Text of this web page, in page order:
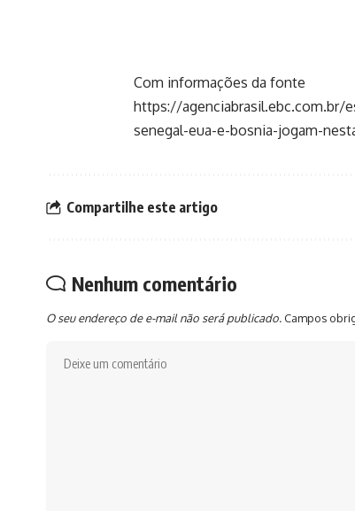
Com informações da fonte
https://
senegal-eua-e-bosnia-jogam-
Compartilhe este artigo
Nenhum comentário
O seu endereço de e-mail não será publicado. Campos